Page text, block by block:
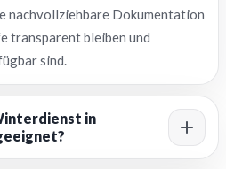
nachvollziehbare Dokumentation
transparent bleiben und
sind.
in